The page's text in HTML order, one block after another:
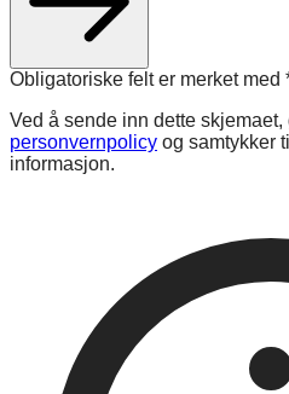
Obligatoriske felt er merket med
Ved å sende inn dette skjemaet,
personvernpolicy og samtykker
informasjon.